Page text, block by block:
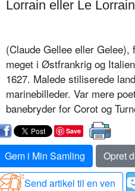
Lorrain eller Le
(Claude Gellee eller
meget i Østfrankrig og
1627. Malede stiliserede
marinebilleder. Var mere
banebryder for Corot og
Save
Gem i Min Samling
Opret
Send artikel til en ven